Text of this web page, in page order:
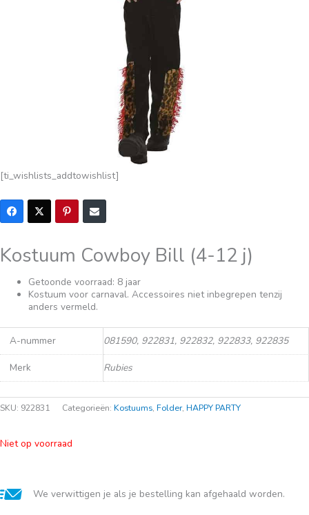
[ti_wishlists_addtowishlist]
Kostuum Cowboy Bill (4-12 j)
Getoonde voorraad: 8 jaar
Kostuum voor carnaval. Accessoires niet inbegrepen tenzij
anders vermeld.
A-nummer 081590, 922831, 922832, 922833, 922835
Merk Rubies
SKU: 922831 Categorieën: Kostuums, Folder, HAPPY PARTY
Niet op voorraad
We verwittigen je als je bestelling kan afgehaald worden.